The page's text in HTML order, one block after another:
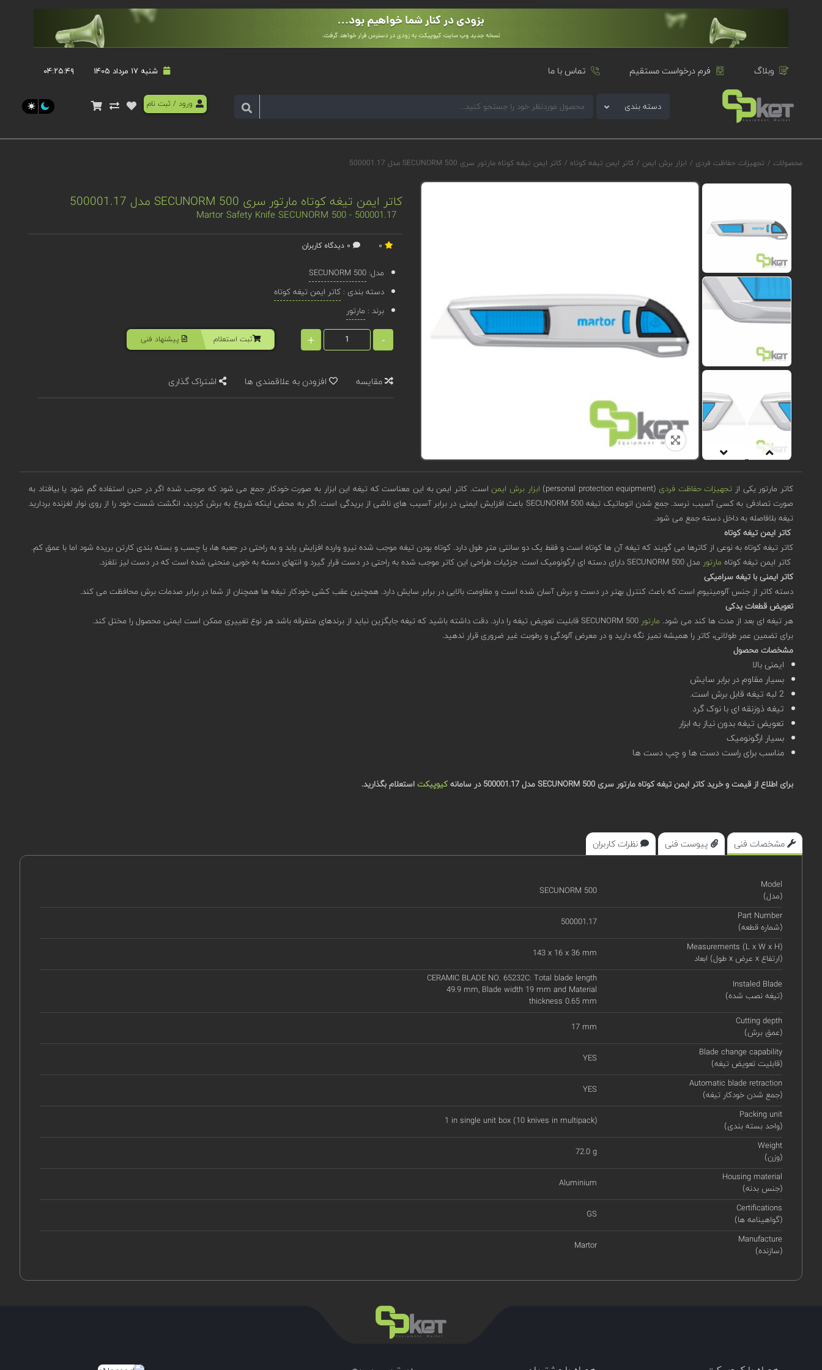
وبلاگ فرم درخواست مستقیم تماس با ما شنبه 17 مرداد 1405 ۰۴:۲۵:۵۰
دسته بندی ورود / ثبت نام
محصولات / تجهیزات حفاظت فردی / ابزار برش ایمن / کاتر ایمن تیغه کوتاه / کاتر ایمن تیغه کوتاه مارتور سری SECUNORM 500 مدل 500001.17
کاتر ایمن تیغه کوتاه مارتور سری SECUNORM 500 مدل 500001.17
Martor Safety Knife SECUNORM 500 - 500001.17
مدل: SECUNORM 500
دسته بندی : کاتر ایمن تیغه کوتاه
برند : مارتور
-
+ ثبت استعلام پیشنهاد فنی
مقایسه افزودن به علاقمندی ها اشتراک گذاری
کاتر مارتور یکی از تجهیزات حفاظت فردی (personal protection equipment) ابزار برش ایمناست. کاتر ایمن به این معناست که تیغه این ابزار به صورت خودکار جمع می شود که موجب شده اگر در حین استفاده گم شود یا بیافتاد به
صورت تصادفی به کسی آسیب نرسد. جمع شدن اتوماتیک تیغه SECUNORM 500 باعث افزایش ایمنی در برابر آسیب های ناشی از بریدگی است. اگر به محض اینکه شروع به برش کردید، انگشت شست خود را از روی نوار لغزنده بردارید
تیغه بلافاصله به داخل دسته جمع می شود.
کاتر ایمن تیغه کوتاه
کاتر تیغه کوتاه به نوعی از کاترها می گویند که تیغه آن ها کوتاه است و فقط یک دو سانتی متر طول دارد. کوتاه بودن تیغه موجب شده نیرو وارده افزایش یابد و به راحتی در جعبه ها، یا چسب و بسته بندی کارتن بریده شود اما با عمق کم.
کاتر ایمن تیغه کوتاه مارتور مدل SECUNORM 500 دارای دسته ای ارگونومیک است. جزئیات طراحی این کاتر موجب شده به راحتی در دست قرار گیرد و انتهای دسته به خوبی منحنی شده است که در دست لیز نلغزد.
کاتر ایمنی با تیغه سرامیکی
دسته کاتر از جنس آلومینیوم است که باعث کنترل بهتر در دست و برش آسان شده است و مقاومت بالایی در برابر سایش دارد. همچنین عقب کشی خودکار تیغه ها همچنان از شما در برابر صدمات برش محافظت می کند.
تعویض قطعات یدکی
هر تیغه ای بعد از مدت ها کند می شود. مارتور
برای تضمین عمر طولانی، کاتر را همیشه تمیز نگه دارید و در معرض آلودگی و رطوبت غیر ضروری قرار ندهید.
مشخصات محصول
ایمنی بالا
بسیار مقاوم در برابر سایش
2 لبه تیغه قابل برش است.
تیغه ذوزنقه ای با نوک گرد
تعویض تیغه بدون نیاز به ابزار
بسیار ارگونومیک
مناسب برای راست دست ها و چپ دست ها
برای اطلاع از قیمت و خرید کاتر ایمن تیغه کوتاه مارتور سری SECUNORM 500 مدل 500001.17 در سامانه کیوپیکتاستعلام بگذارید.
مشخصات فنی پیوست فنی نظرات کاربران
Model
(مدل)
SECUNORM 500
Part Number
(شماره قطعه)
500001.17
Measurements (L x W x H)
ابعاد (طول x عرض x ارتفاع)
143 x 16 x 36 mm
Instaled Blade
(تیغه نصب شده)
CERAMIC BLADE NO. 65232C: Total blade length
49.9 mm, Blade width 19 mm and Material
thickness 0.65 mm
Cutting depth
(عمق برش)
17 mm
Blade change capability
(قابلیت تعویض تیغه)
YES
Automatic blade retraction
(جمع شدن خودکار تیغه)
YES
Packing unit
(واحد بسته بندی)
1 in single unit box (10 knives in multipack)
Weight
(وزن)
72.0 g
Housing material
(جنس بدنه)
Aluminium
Certifications
(گواهینامه ها)
GS
Manufacture
(سازنده)
Martor